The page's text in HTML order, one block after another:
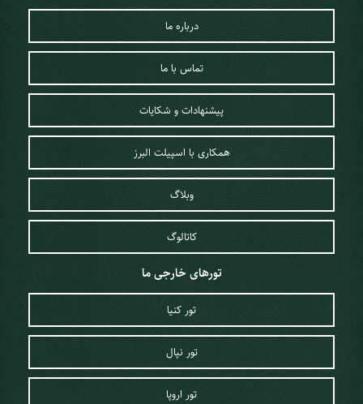
درباره ما
تماس با ما
پیشنهادات و شکایات
همکاری با اسپیلت البرز
وبلاگ
کاتالوگ
تورهای خارجی ما
تور کنیا
تور نپال
تور اروپا